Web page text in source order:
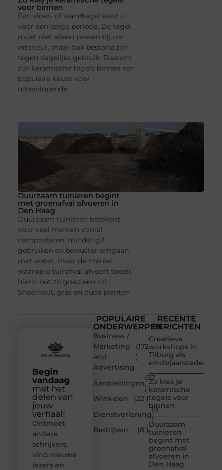
voor binnen
Een vloer- of wandtegel kiest u
voor een lange periode. De tegel
moet niet alleen passen bij uw
interieur, maar ook bestand zijn
tegen dagelijks gebruik. Daarom
zijn keramische tegels binnen een
populaire keuze voor
uiteenlopende
Duurzaam tuinieren begint
met groenafval afvoeren in
Den Haag
Duurzaam tuinieren betekent
voor veel mensen vooral
composteren, minder gif
gebruiken en bewuster omgaan
met water, maar de manier
waarop u tuinafval afvoert speelt
hierin net zo goed een rol.
Snoeihout, gras en oude planten
POPULAIRE
ONDERWERPEN
Business /
Marketing
and
Advertising
(172
)
Aanbiedingen
(57
)
Winkelen
(22 )
Dienstverlening
(9
)
Bedrijven
(8 )
RECENTE
BERICHTEN
Creatieve
workshops in
Tilburg als
eindejaarscadeau
Zo kies je
keramische
tegels voor
binnen
Duurzaam
tuinieren
begint met
groenafval
afvoeren in
Den Haag
Begin
vandaag
met het
delen van
jouw
verhaal!
Ontmoet
andere
schrijvers,
vind nieuwe
lezers en